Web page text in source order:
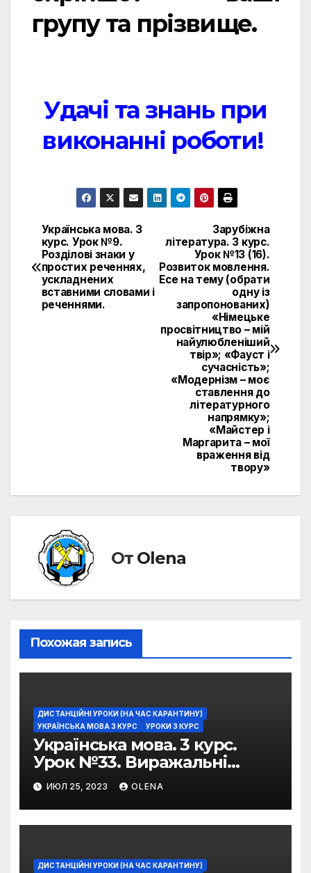
групу та прізвище.
Удачі та знань при
виконанні роботи!
Навигация
по
записям
Зарубіжна
література. 3 курс.
Урок №13 (16).
Розвиток мовлення.
Есе на тему (обрати
одну із
запропонованих)
«Німецьке
просвітництво – мій
найулюбленіший
твір»; «Фауст і
сучасність»;
«Модернізм – моє
ставлення до
літературного
напрямку»;
«Майстер і
Маргарита – мої
враження від
твору»
Українська мова. 3
курс. Урок №9.
Розділові знаки у
простих реченнях,
ускладнених
вставними словами і
реченнями.
От Olena
Похожая запись
ДИСТАНЦІЙНІ УРОКИ (НА ЧАС КАРАНТИНУ)
УКРАЇНСЬКА МОВА 3 КУРС
УРОКИ 3 КУРС
Українська мова. 3 курс.
Урок №33. Виражальні
можливості фразеологізмів
ИЮЛ 25, 2023 OLENA
ДИСТАНЦІЙНІ УРОКИ (НА ЧАС КАРАНТИНУ)